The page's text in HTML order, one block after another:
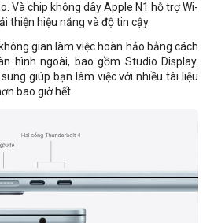
Và chip không dây Apple N1 hỗ trợ Wi-
thiện hiệu năng và độ tin cậy.
gian làm việc hoàn hảo bằng cách
hình ngoài, bao gồm Studio Display.
giúp bạn làm việc với nhiều tài liệu
bao giờ hết.